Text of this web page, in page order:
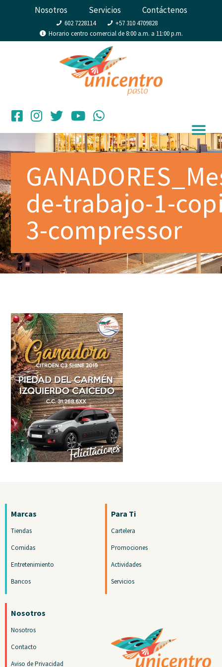
Nosotros Servicios Contáctenos
602 7228114
+57 310 4709828
Horario centro comercial de 8:00 a.m. a 11:00 p.m.
de-trabajo-1-
3-compressor
Marcas
Tiendas
Comidas
Entretenimiento
Bancos
Para Ti
Cartelera
Promociones
Actividades
Servicios
Nosotros
Nosotros
Contacto
Aviso de Privacidad